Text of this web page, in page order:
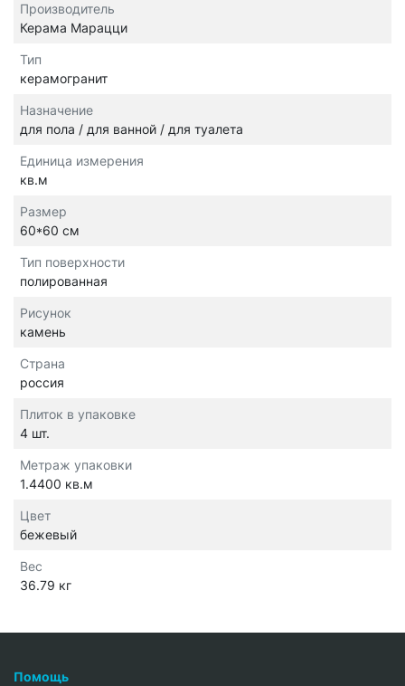
Производитель
Керама Марацци
Тип
керамогранит
Назначение
для пола / для ванной / для туалета
Единица измерения
кв.м
Размер
60*60 см
Тип поверхности
полированная
Рисунок
камень
Страна
россия
Плиток в упаковке
4 шт.
Метраж упаковки
1.4400 кв.м
Цвет
бежевый
Вес
36.79 кг
Помощь